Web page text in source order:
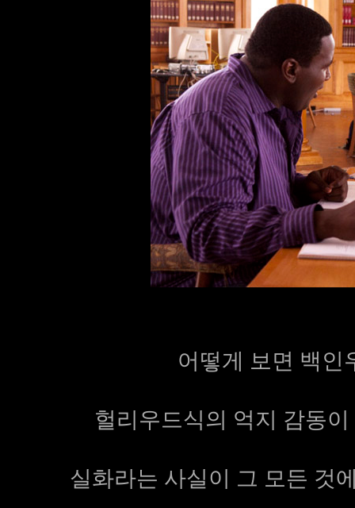
어떻게 보면 백인
헐리우드식의 억지 감동
실화라는 사실이 그 모든 것